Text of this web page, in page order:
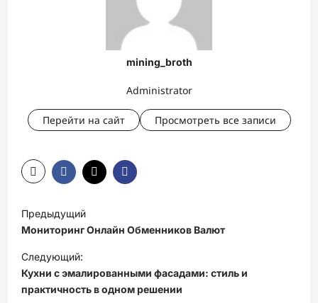
mining_broth
Administrator
Перейти на сайт Просмотреть все записи
Н
а
в
и
г
Предыдущий
Мониторинг Онлайн Обменников Валют
Следующий:
Кухни с эмалированными фасадами: стиль и
практичность в одном решении